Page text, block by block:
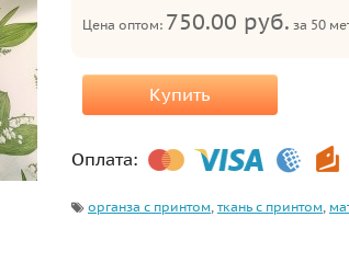
Цена оптом: 750.00 руб. за 50
Купить
Оплата:
органза с принтом, ткань с принтом,